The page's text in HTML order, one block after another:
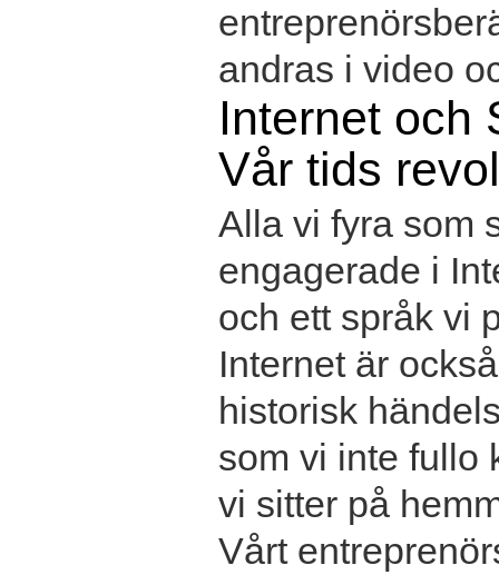
andras i video
Internet och
Vår tids
Alla vi fyra som
engagerade i
och ett språk vi
Internet är
historisk
som vi inte fullo
vi sitter på
Vårt